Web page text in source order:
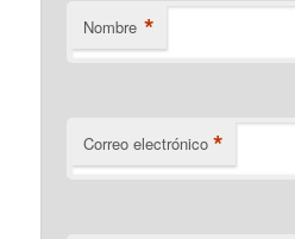
Nombre *
Correo electrónico *